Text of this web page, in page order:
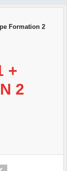
Formation 2
+
2